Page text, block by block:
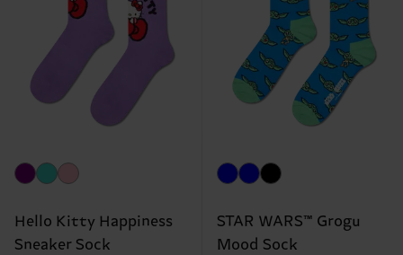
Hello Kitty Happiness
Sneaker Sock
STAR WARS™ Grogu
Mood Sock